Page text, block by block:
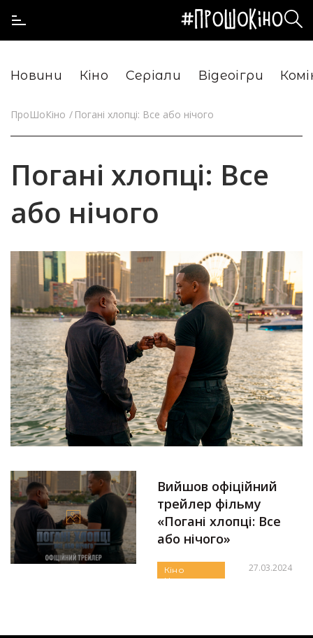
Новини Кіно Серіали Відеоігри
ПроШоКіно Погані хлопці: Все або нічого
Погані хлопці: Все
або нічого
Кіно
Новини
Вийшов офіційний
трейлер фільму
«Погані хлопці: Все
або нічого»
27.03.2024